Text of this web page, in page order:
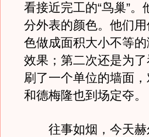
看接近完工的“鸟巢”
分外表的颜色。他们
色做成面积大小不等
效果；第二次还是为
刷了一个单位的墙面
和德梅隆也到场定夺。
往事如烟，今天赫